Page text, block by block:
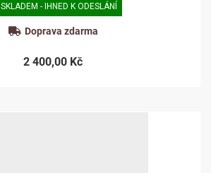
SKLADEM - IHNED K ODESLÁNÍ
Doprava zdarma
2 400,00 Kč